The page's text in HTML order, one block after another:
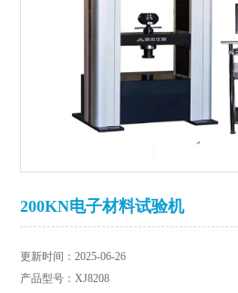
200KN电子材料试验机
更新时间：2025-06-26
产品型号：XJ8208